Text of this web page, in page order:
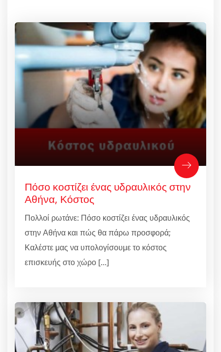
Πόσο κοστίζει ένας υδραυλικός στην
Αθήνα, Κόστος
Πολλοί ρωτάνε: Πόσο κοστίζει ένας υδραυλικός
στην Αθήνα και πώς θα πάρω προσφορά;
Καλέστε μας να υπολογίσουμε το κόστος
επισκευής στο χώρο [...]